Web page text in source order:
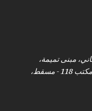
مبنى تميمة،
طريق النهضة، الوطية، ص.ب 395 مكتب 118 - مسقط،